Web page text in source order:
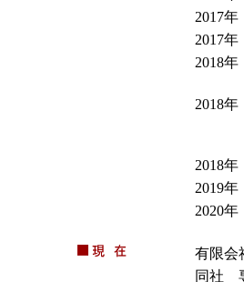
2017年
2017年
2018年
2018年
2018年
2019年
2020年
有限
同社